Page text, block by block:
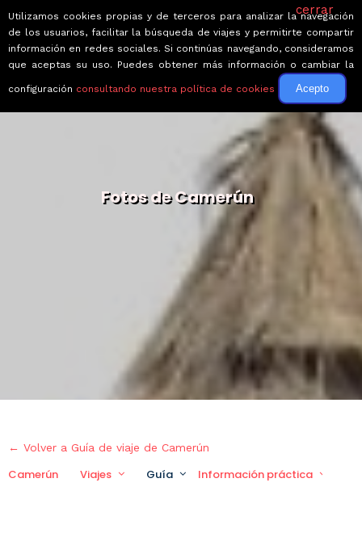
Fotos de Camerún
← Volver a Guía de viaje de Camerún
Camerún Viajes Guía Información práctica
cerrar
Utilizamos cookies propias y de terceros para analizar la navegación
de los usuarios, facilitar la búsqueda de viajes y permitirte compartir
información en redes sociales. Si continúas navegando, consideramos
que aceptas su uso. Puedes obtener más información o cambiar la
configuración consultando nuestra política de cookies Acepto